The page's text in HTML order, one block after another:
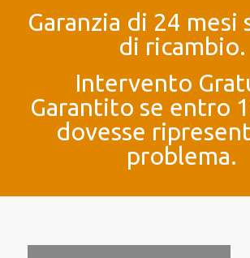
Garanzia di 24 mesi
di ricambio.
Intervento
Garantito se entro
dovesse
problema.